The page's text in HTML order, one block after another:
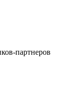
партнеров